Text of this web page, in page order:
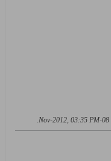
08-Nov-2012, 03:35 PM
.